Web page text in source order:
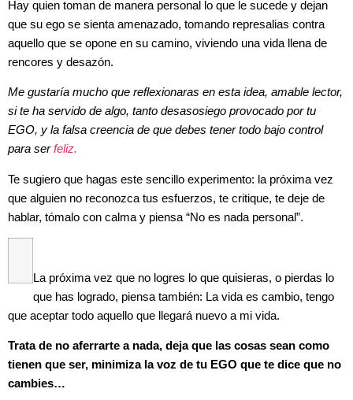
Hay quien toman de manera personal lo que le sucede y dejan
que su ego se sienta amenazado, tomando represalias contra
aquello que se opone en su camino, viviendo una vida llena de
rencores y desazón.
Me gustaría mucho que reflexionaras en esta idea, amable lector,
si te ha servido de algo, tanto desasosiego provocado por tu
EGO, y la falsa creencia de que debes tener todo bajo control
para serfeliz.
Te sugiero que hagas este sencillo experimento: la próxima vez
que alguien no reconozca tus esfuerzos, te critique, te deje de
hablar, tómalo con calma y piensa “No es nada personal”.
La próxima vez que no logres lo que quisieras, o pierdas lo
que has logrado, piensa también: La vida es cambio, tengo
que aceptar todo aquello que llegará nuevo a mi vida.
Trata de no aferrarte a nada, deja que las cosas sean como
tienen que ser, minimiza la voz de tu EGO que te dice que no
cambies…